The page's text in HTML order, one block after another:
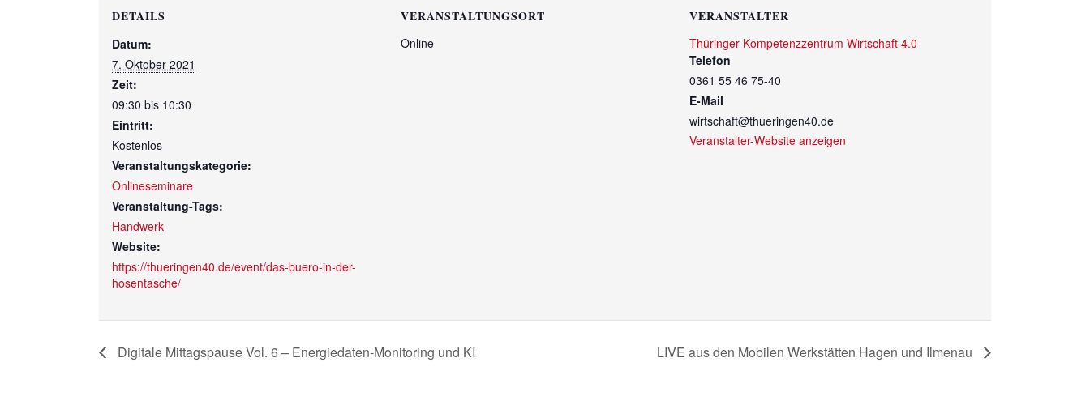
DETAILS
Datum:
7. Oktober 2021
Zeit:
09:30 bis 10:30
Eintritt:
Kostenlos
Veranstaltungskategorie:
Onlineseminare
Veranstaltung-Tags:
Handwerk
Website:
https://thueringen40.de/event/das-buero-in-der-
hosentasche/
VERANSTALTUNGSORT
Online
VERANSTALTER
Thüringer Kompetenzzentrum Wirtschaft 4.0
Telefon
0361 55 46 75-40
E-Mail
wirtschaft@thueringen40.de
Veranstalter-Website anzeigen
Digitale Mittagspause Vol. 6 – Energiedaten-Monitoring und KI LIVE aus den Mobilen Werkstätten Hagen und Ilmenau